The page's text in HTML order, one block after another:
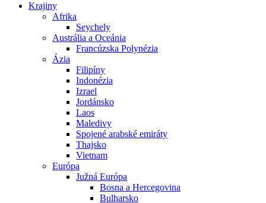
Krajiny
Afrika
Seychely
Austrália a Oceánia
Francúzska Polynézia
Ázia
Filipíny
Indonézia
Izrael
Jordánsko
Laos
Maledivy
Spojené arabské emiráty
Thajsko
Vietnam
Európa
Južná Európa
Bosna a Hercegovina
Bulharsko